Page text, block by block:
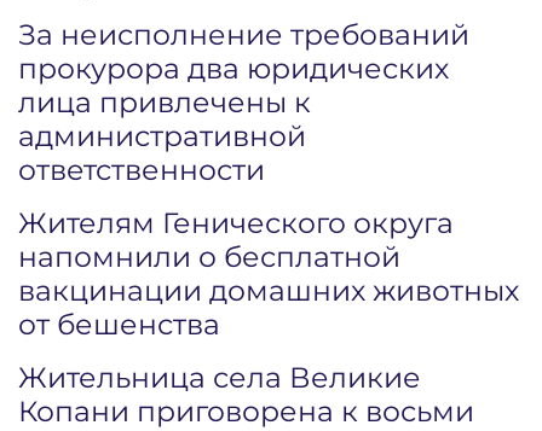
За неисполнение требований
прокурора два юридических
лица привлечены к
административной
ответственности
Жителям Генического округа
напомнили о бесплатной
вакцинации домашних животных
от бешенства
Жительница села Великие
Копани приговорена к восьми